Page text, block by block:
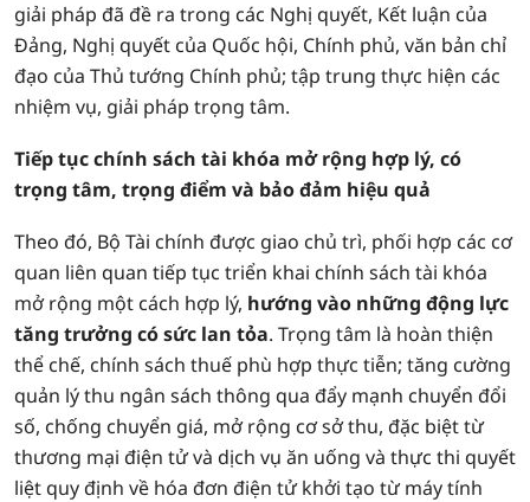
giải pháp đã đề ra trong các Nghị quyết, Kết luận của
Đảng, Nghị quyết của Quốc hội, Chính phủ, văn bản chỉ
đạo của Thủ tướng Chính phủ; tập trung thực hiện các
nhiệm vụ, giải pháp trọng tâm.
Tiếp tục chính sách tài khóa mở rộng hợp lý, có
trọng tâm, trọng điểm và bảo đảm hiệu quả
Theo đó, Bộ Tài chính được giao chủ trì, phối hợp các cơ
quan liên quan tiếp tục triển khai chính sách tài khóa
mở rộng một cách hợp lý, hướng vào những động lực
tăng trưởng có sức lan tỏa. Trọng tâm là hoàn thiện
thể chế, chính sách thuế phù hợp thực tiễn; tăng cường
quản lý thu ngân sách thông qua đẩy mạnh chuyển đổi
số, chống chuyển giá, mở rộng cơ sở thu, đặc biệt từ
thương mại điện tử và dịch vụ ăn uống và thực thi quyết
liệt quy định về hóa đơn điện tử khởi tạo từ máy tính